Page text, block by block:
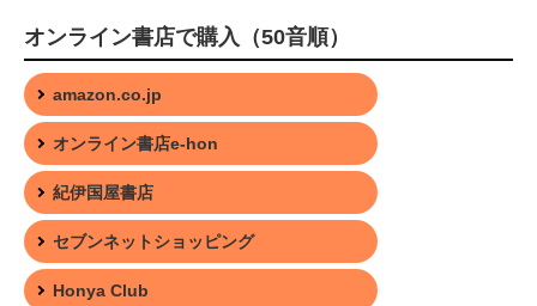
オンライン書店で購入（50音順）
amazon.co.jp
オンライン書店e-hon
紀伊国屋書店
セブンネットショッピング
Honya Club